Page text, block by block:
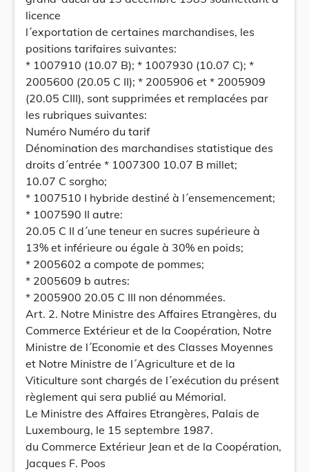
licence
l´exportation de certaines marchandises, les
positions tarifaires suivantes:
* 1007910 (10.07 B); * 1007930 (10.07 C); *
2005600 (20.05 C II); * 2005906 et * 2005909
(20.05 CIII), sont supprimées et remplacées par
les rubriques suivantes:
Numéro Numéro du tarif
Dénomination des marchandises statistique des
droits d´entrée * 1007300 10.07 B millet;
10.07 C sorgho;
* 1007510 I hybride destiné à l´ensemencement;
* 1007590 II autre:
20.05 C II d´une teneur en sucres supérieure à
13% et inférieure ou égale à 30% en poids;
* 2005602 a compote de pommes;
* 2005609 b autres:
* 2005900 20.05 C III non dénommées.
Art. 2. Notre Ministre des Affaires Etrangères, du
Commerce Extérieur et de la Coopération, Notre
Ministre de l´Economie et des Classes Moyennes
et Notre Ministre de l´Agriculture et de la
Viticulture sont chargés de l´exécution du présent
règlement qui sera publié au Mémorial.
Le Ministre des Affaires Etrangères, Palais de
Luxembourg, le 15 septembre 1987.
du Commerce Extérieur Jean et de la Coopération,
Jacques F. Poos